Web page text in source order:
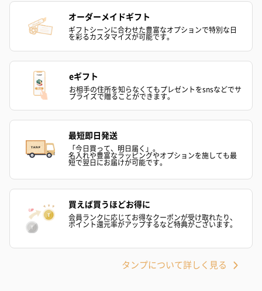
スイーツ
スイーツを同梱してお届けいたします。ギフトへの＋αにおすすめ
ゼリーバウム カット
（レモン＆紅茶）（432
麦わらパンダバウム
（バナナ味）（540円）
ェ〜国産フル
り〜 3号（864
オーダーメイドギフト
ギフトシーンに合わせた豊富なオプションで特別な日
を彩るカスタマイズが可能です。
eギフト
お相手の住所を知らなくてもプレゼントをsnsなどでサ
プライズで贈ることができます。
最短即日発送
「今日買って、明日届く」。
名入れや豊富なラッピングやオプションを施しても最
短で翌日にお届けが可能です。
買えば買うほどお得に
会員ランクに応じてお得なクーポンが受け取れたり、
ポイント還元率がアップするなど特典がございます。
タンプについて詳しく見る